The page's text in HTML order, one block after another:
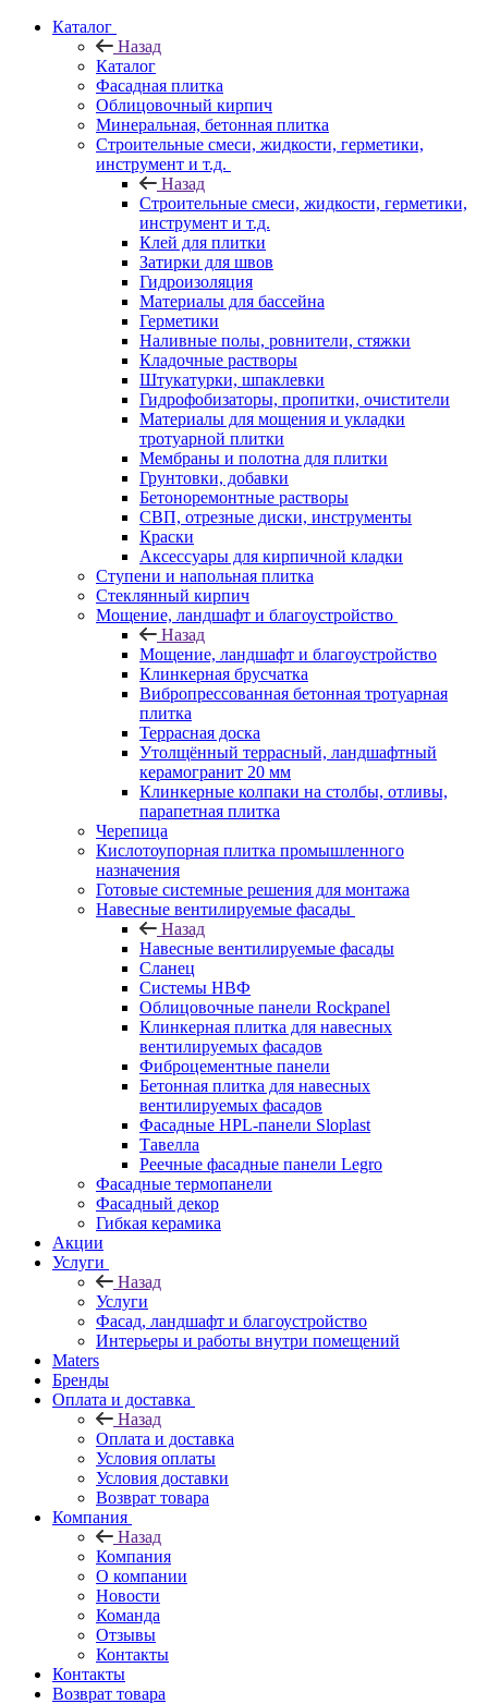
Каталог
Назад
Каталог
Фасадная плитка
Облицовочный кирпич
Минеральная, бетонная плитка
Строительные смеси, жидкости, герметики,
инструмент и т.д.
Назад
Строительные смеси, жидкости, герметики,
инструмент и т.д.
Клей для плитки
Затирки для швов
Гидроизоляция
Материалы для бассейна
Герметики
Наливные полы, ровнители, стяжки
Кладочные растворы
Штукатурки, шпаклевки
Гидрофобизаторы, пропитки, очистители
Материалы для мощения и укладки
тротуарной плитки
Мембраны и полотна для плитки
Грунтовки, добавки
Бетоноремонтные растворы
СВП, отрезные диски, инструменты
Краски
Аксессуары для кирпичной кладки
Ступени и напольная плитка
Cтеклянный кирпич
Мощение, ландшафт и благоустройство
Назад
Мощение, ландшафт и благоустройство
Клинкерная брусчатка
Вибропрессованная бетонная тротуарная
плитка
Террасная доска
Утолщённый террасный, ландшафтный
керамогранит 20 мм
Клинкерные колпаки на столбы, отливы,
парапетная плитка
Черепица
Кислотоупорная плитка промышленного
назначения
Готовые системные решения для монтажа
Навесные вентилируемые фасады
Назад
Навесные вентилируемые фасады
Сланец
Системы НВФ
Облицовочные панели Rockpanel
Клинкерная плитка для навесных
вентилируемых фасадов
Фиброцементные панели
Бетонная плитка для навесных
вентилируемых фасадов
Фасадные HPL-панели Sloplast
Тавелла
Реечные фасадные панели Legro
Фасадные термопанели
Фасадный декор
Гибкая керамика
Акции
Услуги
Назад
Услуги
Фасад, ландшафт и благоустройство
Интерьеры и работы внутри помещений
Maters
Бренды
Оплата и доставка
Назад
Оплата и доставка
Условия оплаты
Условия доставки
Возврат товара
Компания
Назад
Компания
О компании
Новости
Команда
Отзывы
Контакты
Контакты
Возврат товара